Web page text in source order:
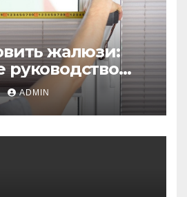
жалюзи:
руководство
ADMIN